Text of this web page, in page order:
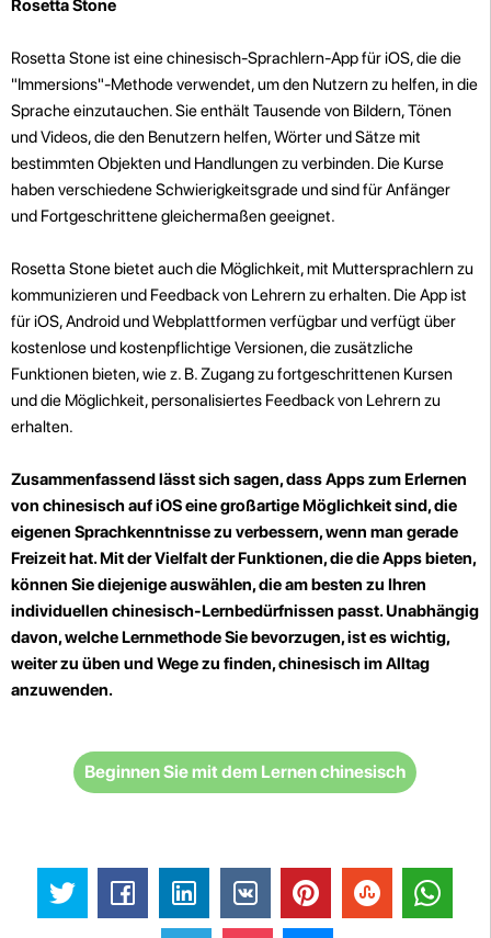
Rosetta Stone
Rosetta Stone ist eine chinesisch-Sprachlern-App für iOS, die die
"Immersions"-Methode verwendet, um den Nutzern zu helfen, in die
Sprache einzutauchen. Sie enthält Tausende von Bildern, Tönen
und Videos, die den Benutzern helfen, Wörter und Sätze mit
bestimmten Objekten und Handlungen zu verbinden. Die Kurse
haben verschiedene Schwierigkeitsgrade und sind für Anfänger
und Fortgeschrittene gleichermaßen geeignet.
Rosetta Stone bietet auch die Möglichkeit, mit Muttersprachlern zu
kommunizieren und Feedback von Lehrern zu erhalten. Die App ist
für iOS, Android und Webplattformen verfügbar und verfügt über
kostenlose und kostenpflichtige Versionen, die zusätzliche
Funktionen bieten, wie z. B. Zugang zu fortgeschrittenen Kursen
und die Möglichkeit, personalisiertes Feedback von Lehrern zu
erhalten.
Zusammenfassend lässt sich sagen, dass Apps zum Erlernen
von chinesisch auf iOS eine großartige Möglichkeit sind, die
eigenen Sprachkenntnisse zu verbessern, wenn man gerade
Freizeit hat. Mit der Vielfalt der Funktionen, die die Apps bieten,
können Sie diejenige auswählen, die am besten zu Ihren
individuellen chinesisch-Lernbedürfnissen passt. Unabhängig
davon, welche Lernmethode Sie bevorzugen, ist es wichtig,
weiter zu üben und Wege zu finden, chinesisch im Alltag
anzuwenden.
Beginnen Sie mit dem Lernen chinesisch